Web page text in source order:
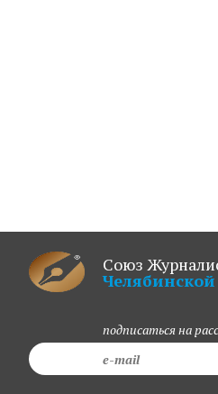
Союз
подписаться на